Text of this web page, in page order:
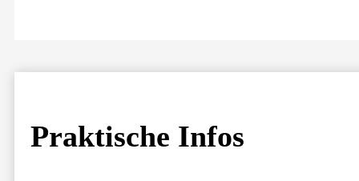
Praktische Infos